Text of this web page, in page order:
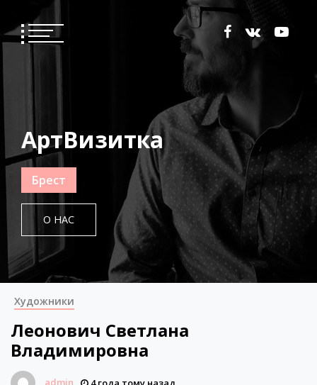
АртВизитка
Брест
О НАС
Художники
Леонович Светлана
Владимировна
admin